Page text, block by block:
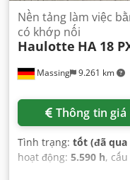
Massing 9.261 km
Nền tảng làm việc
có khớp nối
Haulotte HA 18
Thông tin giá
Tình trạng: tốt (đã qua
hoạt động: 5.590 h,